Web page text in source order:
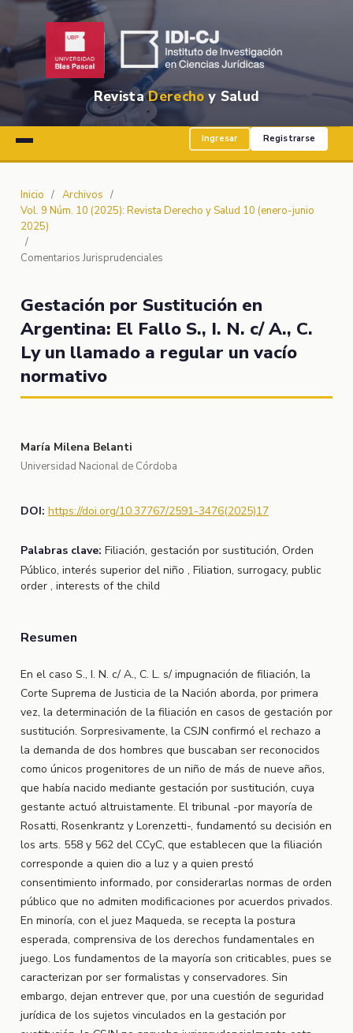
RevistaDerecho y Salud
Ingresar Registrarse
Inicio / Archivos /
Vol. 9 Núm. 10 (2025): Revista Derecho y Salud 10 (enero-junio
2025)
/
Comentarios Jurisprudenciales
Gestación por Sustitución en
Argentina: El Fallo S., I. N. c/ A., C.
Ly un llamado a regular un vacío
normativo
María Milena Belanti
Universidad Nacional de Córdoba
DOI: https://doi.org/10.37767/2591-3476(2025)17
Palabras clave: Filiación, gestación por sustitución, Orden
Público, interés superior del niño , Filiation, surrogacy, public
order , interests of the child
Resumen
En el caso S., I. N. c/ A., C. L. s/ impugnación de filiación, la
Corte Suprema de Justicia de la Nación aborda, por primera
vez, la determinación de la filiación en casos de gestación por
sustitución. Sorpresivamente, la CSJN confirmó el rechazo a
la demanda de dos hombres que buscaban ser reconocidos
como únicos progenitores de un niño de más de nueve años,
que había nacido mediante gestación por sustitución, cuya
gestante actuó altruistamente. El tribunal -por mayoría de
Rosatti, Rosenkrantz y Lorenzetti-, fundamentó su decisión en
los arts. 558 y 562 del CCyC, que establecen que la filiación
corresponde a quien dio a luz y a quien prestó
consentimiento informado, por considerarlas normas de orden
público que no admiten modificaciones por acuerdos privados.
En minoría, con el juez Maqueda, se recepta la postura
esperada, comprensiva de los derechos fundamentales en
juego. Los fundamentos de la mayoría son criticables, pues se
caracterizan por ser formalistas y conservadores. Sin
embargo, dejan entrever que, por una cuestión de seguridad
jurídica de los sujetos vinculados en la gestación por